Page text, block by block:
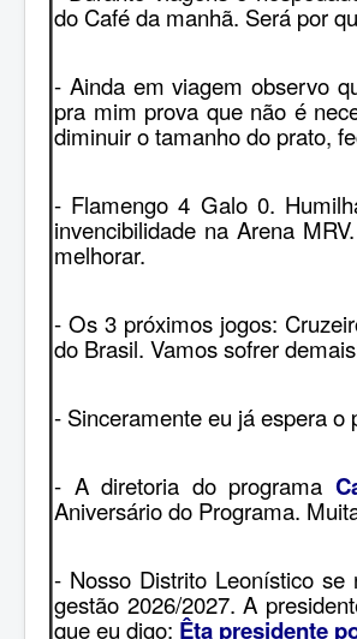
do Café da manhã. Será por
- Ainda em viagem observo
pra mim prova que não é
diminuir o tamanho do prato,
- Flamengo 4 Galo 0.
invencibilidade na Arena
melhorar.
- Os 3 próximos jogos:
do Brasil. Vamos sofrer
- Sinceramente eu já espera
- A diretoria do programa
Aniversário do Programa.
- Nosso Distrito Leonístico
gestão 2026/2027. A
que eu digo: Êta presidente